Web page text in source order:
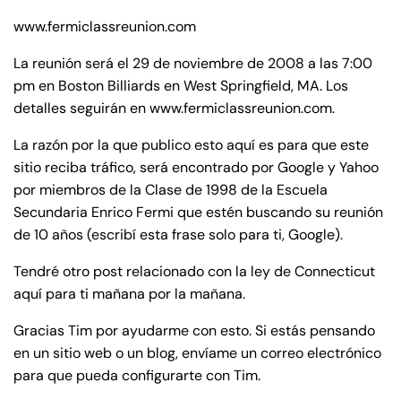
ne
t
www.fermiclassreunion.com
La reunión será el 29 de noviembre de 2008 a las 7:00
pm en Boston Billiards en West Springfield, MA. Los
detalles seguirán en www.fermiclassreunion.com.
La razón por la que publico esto aquí es para que este
sitio reciba tráfico, será encontrado por Google y Yahoo
por miembros de la Clase de 1998 de la Escuela
Secundaria Enrico Fermi que estén buscando su reunión
de 10 años (escribí esta frase solo para ti, Google).
Tendré otro post relacionado con la ley de Connecticut
aquí para ti mañana por la mañana.
Gracias Tim por ayudarme con esto. Si estás pensando
en un sitio web o un blog, envíame un correo electrónico
para que pueda configurarte con Tim.